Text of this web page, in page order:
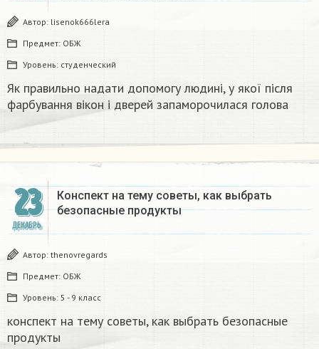
Автор: lisenok666lera
Предмет: ОБЖ
Уровень: студенческий
Як правильно надати допомогу людині, у якої після
фарбування вікон і дверей запаморочилася голова
23
ДЕКАБРЬ
Конспект на тему советы, как выбрать
безопасные продукты
Автор: thenovregards
Предмет: ОБЖ
Уровень: 5 - 9 класс
конспект на тему советы, как выбрать безопасные
продукты